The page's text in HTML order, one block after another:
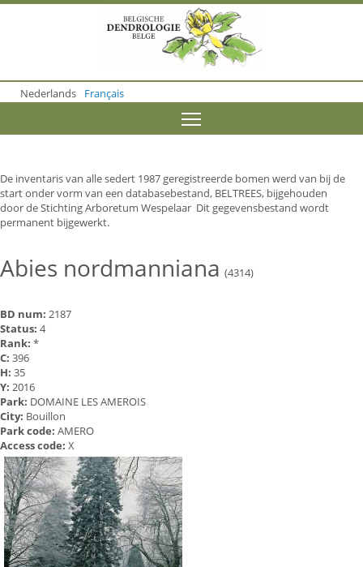
o
m
o
n
t
e
n
Nederlands Français
De inventaris van alle sedert 1987 geregistreerde bomen werd van bij de
start onder vorm van een databasebestand, BELTREES, bijgehouden
door de Stichting Arboretum Wespelaar Dit gegevensbestand wordt
permanent bijgewerkt.
Abies nordmanniana (4314)
BD num: 2187
Status: 4
Rank: *
C: 396
H: 35
Y: 2016
Park: DOMAINE LES AMEROIS
City: Bouillon
Park code: AMERO
Access code: X